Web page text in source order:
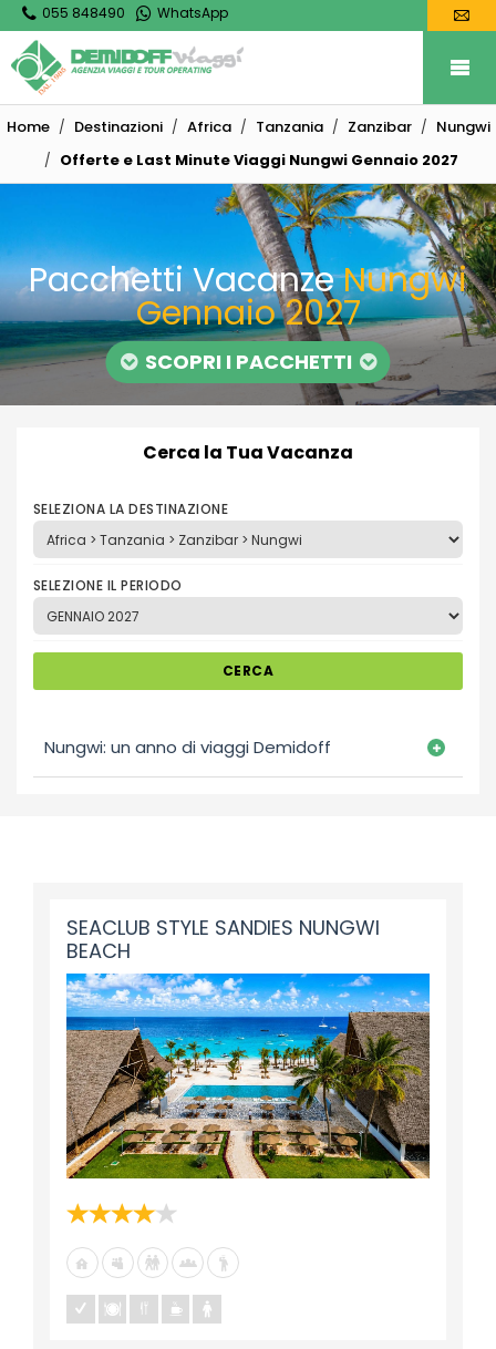
055 848490 WhatsApp
Home Destinazioni Africa Tanzania Zanzibar
Nungwi
Offerte e Last Minute Viaggi Nungwi Gennaio 2027
Pacchetti VacanzeNungwi
Gennaio 2027
SCOPRI I PACCHETTI
Cerca la Tua Vacanza
SELEZIONA LA DESTINAZIONE
SELEZIONE IL PERIODO
CERCA
Nungwi: un anno di viaggi Demidoff
SEACLUB STYLE SANDIES NUNGWI
BEACH